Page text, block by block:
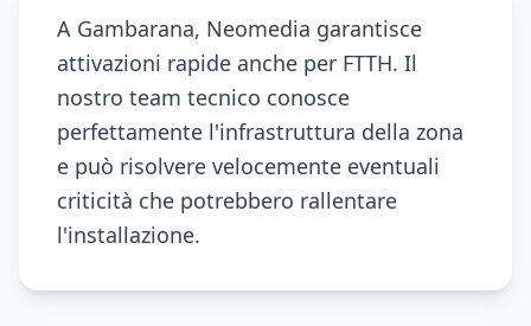
A Gambarana, Neomedia garantisce
attivazioni rapide anche per FTTH. Il
nostro team tecnico conosce
perfettamente l'infrastruttura della zona
e può risolvere velocemente eventuali
criticità che potrebbero rallentare
l'installazione.